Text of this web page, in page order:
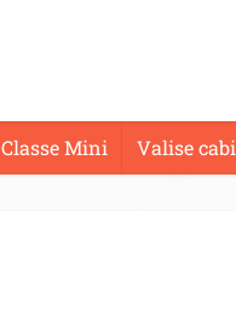
Classe Mini Valise